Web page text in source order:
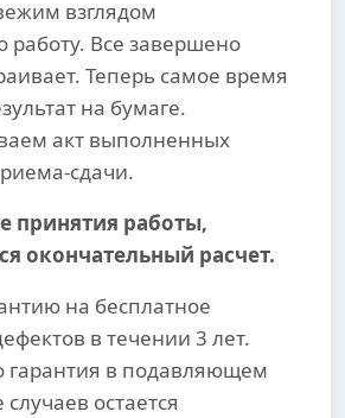
взглядом
работу. Все завершено
Теперь самое время
на бумаге.
акт выполненных
сдачи.
принятия работы,
окончательный расчет.
на бесплатное
в течении 3 лет.
гарантия в подавляющем
остается